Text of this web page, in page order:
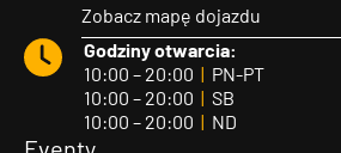
Zobacz mapę dojazdu
Godziny otwarcia:
10:00 – 20:00 | PN-PT
10:00 – 20:00 | SB
10:00 – 20:00 | ND